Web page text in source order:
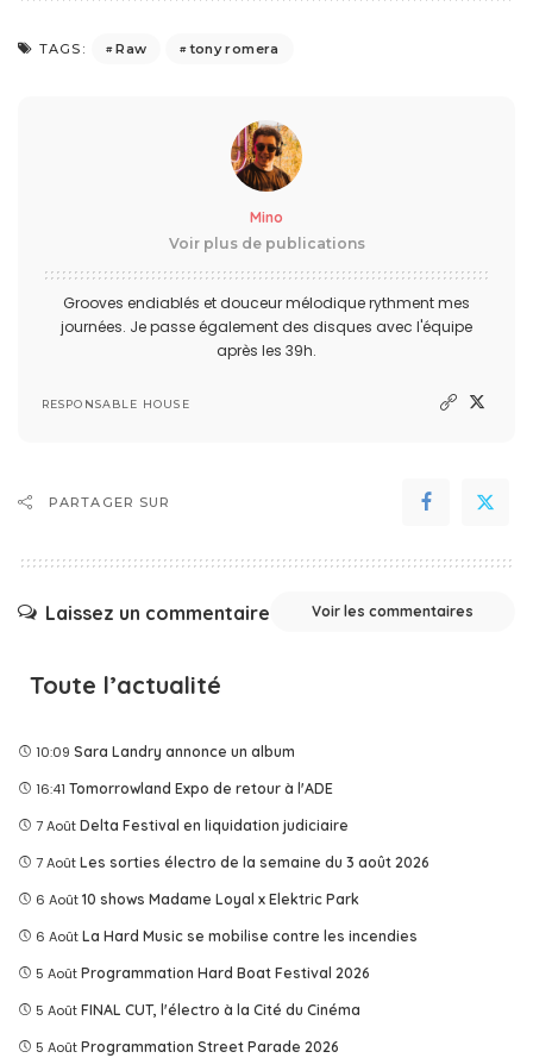
TAGS: Raw tony romera
Mino
Voir plus de publications
Grooves endiablés et douceur mélodique rythment mes
journées. Je passe également des disques avec l'équipe
après les 39h.
RESPONSABLE HOUSE
PARTAGER SUR
Laissez un commentaire Voir les commentaires
Toute l’actualité
10:09 Sara Landry annonce un album
16:41 Tomorrowland Expo de retour à l'ADE
7 Août Delta Festival en liquidation judiciaire
7 Août Les sorties électro de la semaine du 3 août 2026
6 Août 10 shows Madame Loyal x Elektric Park
6 Août La Hard Music se mobilise contre les incendies
5 Août Programmation Hard Boat Festival 2026
5 Août FINAL CUT, l'électro à la Cité du Cinéma
5 Août Programmation Street Parade 2026